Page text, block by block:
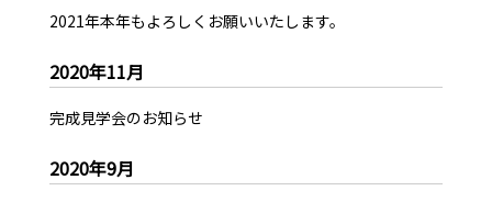
2021年本年もよろしくお願いいたします。
2020年11月
完成見学会のお知らせ
2020年9月